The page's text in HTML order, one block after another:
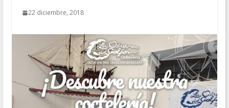
22 diciembre, 2018